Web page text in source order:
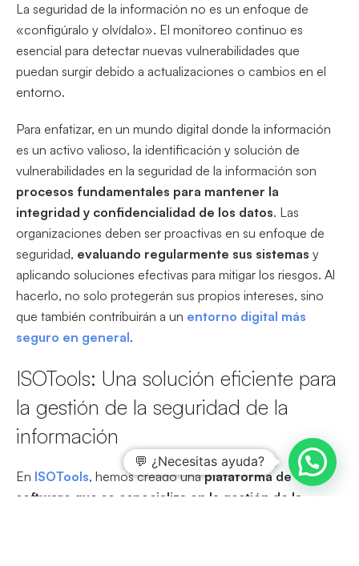
La seguridad de la información no es un enfoque de
«configúralo y olvídalo». El monitoreo continuo es
esencial para detectar nuevas vulnerabilidades que
puedan surgir debido a actualizaciones o cambios en el
entorno.
Para enfatizar, en un mundo digital donde la información
es un activo valioso, la identificación y solución de
vulnerabilidades en la seguridad de la información son
procesos fundamentales para mantener la
integridad y confidencialidad de los datos. Las
organizaciones deben ser proactivas en su enfoque de
seguridad, evaluando regularmente sus sistemas y
aplicando soluciones efectivas para mitigar los riesgos. Al
hacerlo, no solo protegerán sus propios intereses, sino
que también contribuirán a un entorno digital más
seguro en general.
ISOTools: Una solución eficiente para
la gestión de la seguridad de la
información
En ISOTools, hemos creado unaplataforma de
software que se especializa en la gestión de la
💬 ¿Necesitas ayuda?